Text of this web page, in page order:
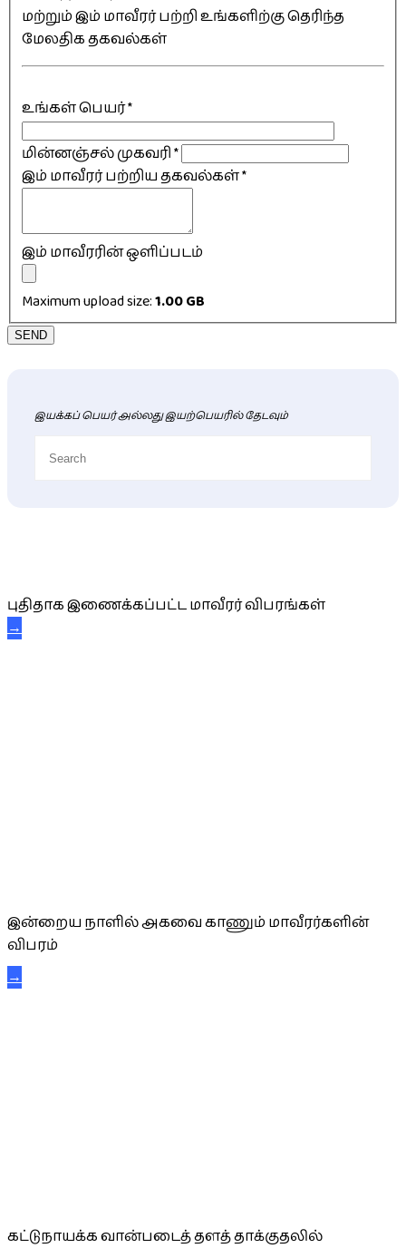
மற்றும் இம் மாவீரர் பற்றி உங்களிற்கு தெரிந்த
மேலதிக தகவல்கள்
உங்கள் பெயர்*
மின்னஞ்சல் முகவரி*
இம் மாவீரர் பற்றிய தகவல்கள்*
இம் மாவீரரின் ஒளிப்படம்
Maximum upload size:1.00 GB
SEND
இயக்கப் பெயர் அல்லது இயற்பெயரில் தேடவும்
புதிதாக இணைக்கப்பட்ட மாவீரர் விபரங்கள்
→
இன்றைய நாளில் அகவை காணும் மாவீரர்களின்
விபரம்
→
கட்டுநாயக்க வான்படைத் தளத் தாக்குதலில்